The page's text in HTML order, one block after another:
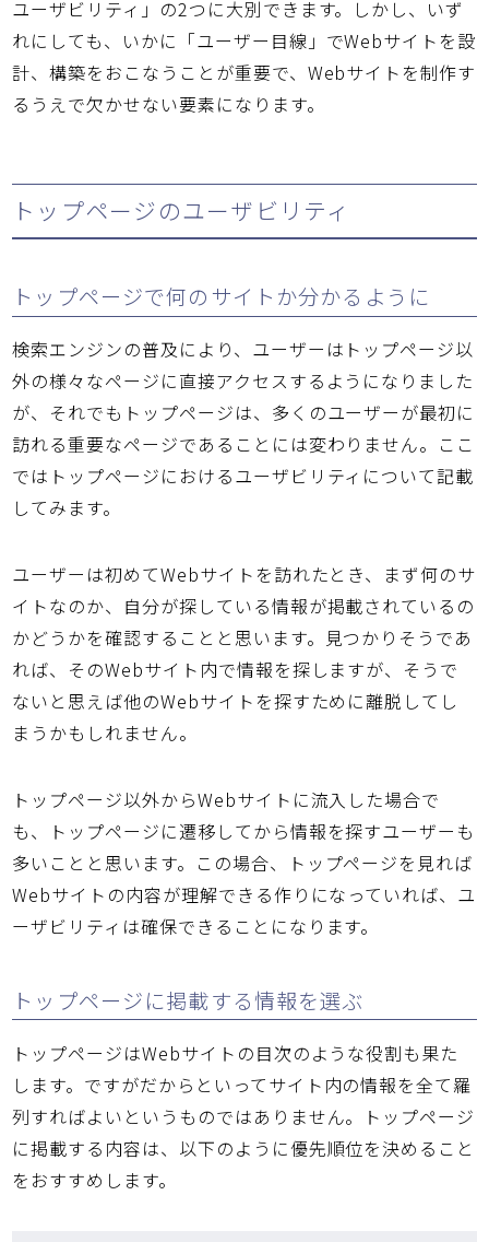
ユーザビリティ」の2つに大別できます。しかし、いず
れにしても、いかに「ユーザー目線」でWebサイトを設
計、構築をおこなうことが重要で、Webサイトを制作す
るうえで欠かせない要素になります。
トップページのユーザビリティ
トップページで何のサイトか分かるように
検索エンジンの普及により、ユーザーはトップページ以
外の様々なページに直接アクセスするようになりました
が、それでもトップページは、多くのユーザーが最初に
訪れる重要なページであることには変わりません。ここ
ではトップページにおけるユーザビリティについて記載
してみます。
ユーザーは初めてWebサイトを訪れたとき、まず何のサ
イトなのか、自分が探している情報が掲載されているの
かどうかを確認することと思います。見つかりそうであ
れば、そのWebサイト内で情報を探しますが、そうで
ないと思えば他のWebサイトを探すために離脱してし
まうかもしれません。
トップページ以外からWebサイトに流入した場合で
も、トップページに遷移してから情報を探すユーザーも
多いことと思います。この場合、トップページを見れば
Webサイトの内容が理解できる作りになっていれば、ユ
ーザビリティは確保できることになります。
トップページに掲載する情報を選ぶ
トップページはWebサイトの目次のような役割も果た
します。ですがだからといってサイト内の情報を全て羅
列すればよいというものではありません。トップページ
に掲載する内容は、以下のように優先順位を決めること
をおすすめします。